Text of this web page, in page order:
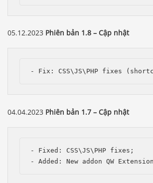
05.12.2023 Phiên bản 1.8 – Cập nhật
- Fix: CSS\JS\PHP fixes
04.04.2023 Phiên bản 1.7 – Cập nhật
- Fixed: CSS\JS\PHP fixes;
- Added: New addon QW